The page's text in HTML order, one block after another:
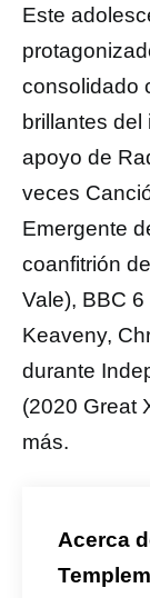
Este
consolidado
brillantes del
apoyo de
veces
Emergente
coanfitrión
Vale), BBC
Keaveny,
durante
(2020 Great
más.
Acerca